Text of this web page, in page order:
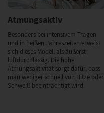
Atmungsaktiv
Besonders bei intensivem Tragen
und in heißen Jahreszeiten erweist
sich dieses Modell als äußerst
luftdurchlässig. Die hohe
Atmungsaktivität sorgt dafür, dass
man weniger schnell von Hitze oder
Schweiß beeinträchtigt wird.